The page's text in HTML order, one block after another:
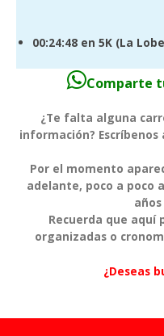
00:24:48 en 5K (La
Comparte
¿Te falta alguna
información?
Por el momento
adelante, poco a poco
Recuerda que aquí
organizadas o
¿Deseas